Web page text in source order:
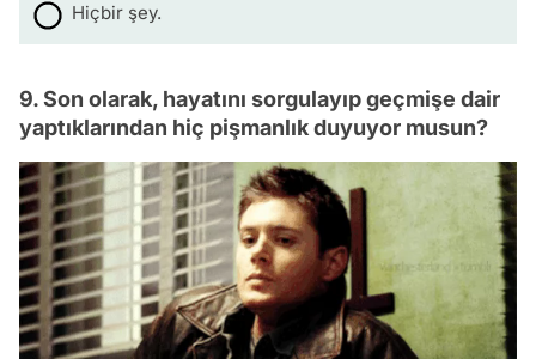
Hiçbir şey.
9. Son olarak, hayatını sorgulayıp geçmişe dair
yaptıklarından hiç pişmanlık duyuyor musun?